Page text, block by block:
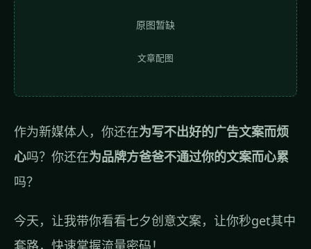
原图暂缺
文章配图
作为新媒体人，你还在为写不出好的广告文案而烦
心吗？你还在为品牌方爸爸不通过你的文案而心累
吗？
今天，让我带你看看七夕创意文案，让你秒get其中
套路，快速掌握流量密码！